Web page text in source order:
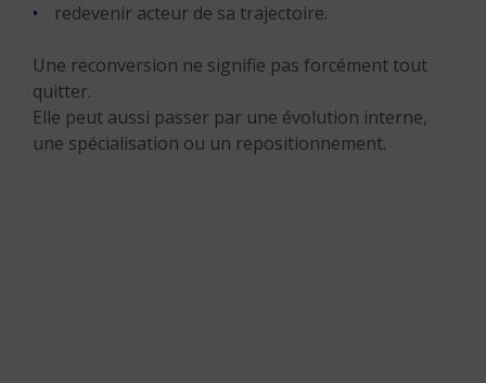
redevenir acteur de sa trajectoire.
Une reconversion ne signifie pas forcément tout
quitter.
Elle peut aussi passer par une évolution interne,
une spécialisation ou un repositionnement.